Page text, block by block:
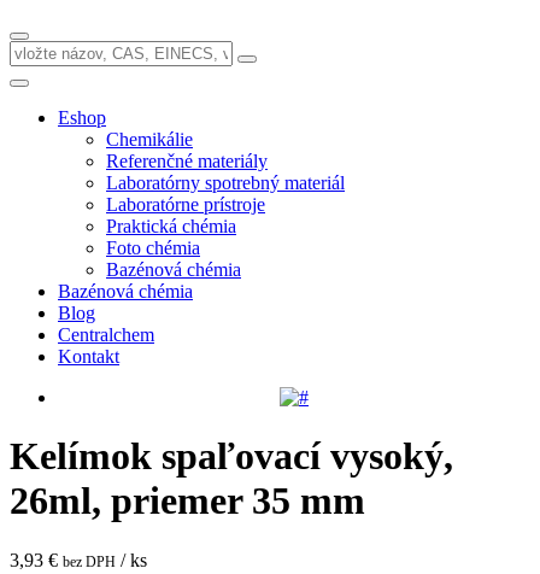
Eshop
Chemikálie
Referenčné materiály
Laboratórny spotrebný materiál
Laboratórne prístroje
Praktická chémia
Foto chémia
Bazénová chémia
Bazénová chémia
Blog
Centralchem
Kontakt
Kelímok spaľovací vysoký,
26ml, priemer 35 mm
3,93 € bez DPH / ks